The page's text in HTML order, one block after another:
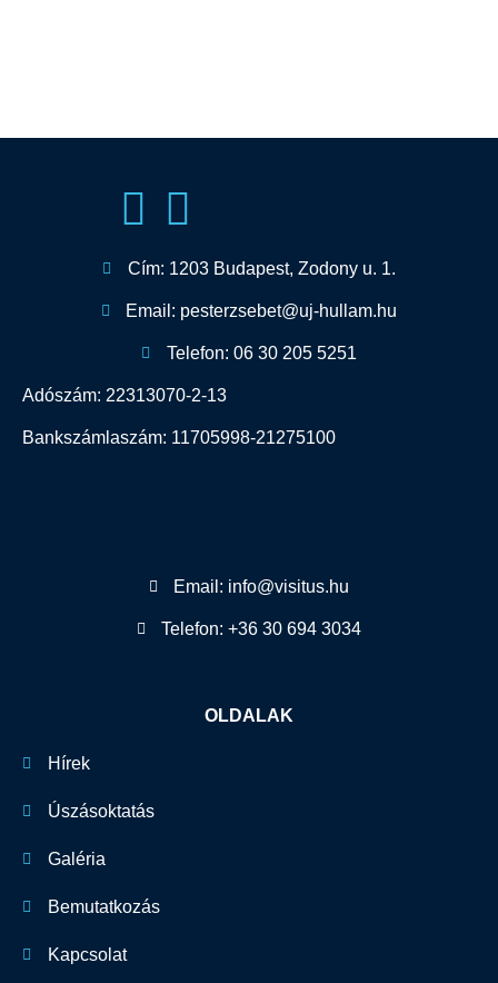
Cím: 1203 Budapest, Zodony u. 1.
Email: pesterzsebet@uj-hullam.hu
Telefon: 06 30 205 5251
Adószám: 22313070-2-13
Bankszámlaszám: 11705998-21275100
Email: info@visitus.hu
Telefon: +36 30 694 3034
OLDALAK
Hírek
Úszásoktatás
Galéria
Bemutatkozás
Kapcsolat